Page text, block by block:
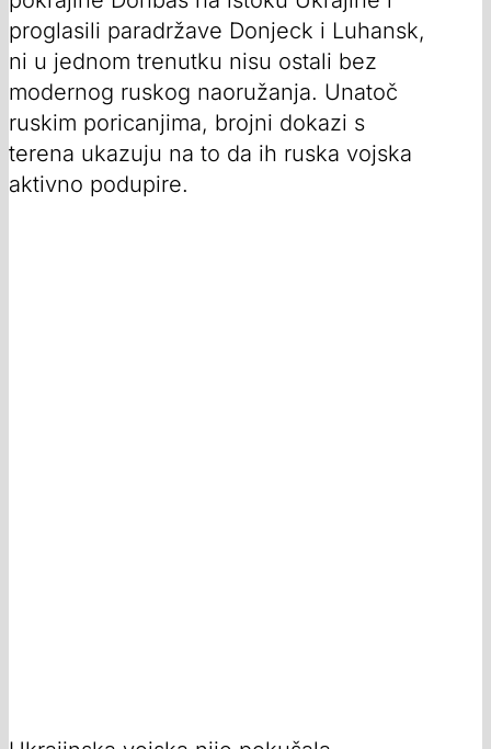
proglasili paradržave Donjeck i Luhansk,
ni u jednom trenutku nisu ostali bez
modernog ruskog naoružanja. Unatoč
ruskim poricanjima, brojni dokazi s
terena ukazuju na to da ih ruska vojska
aktivno podupire.